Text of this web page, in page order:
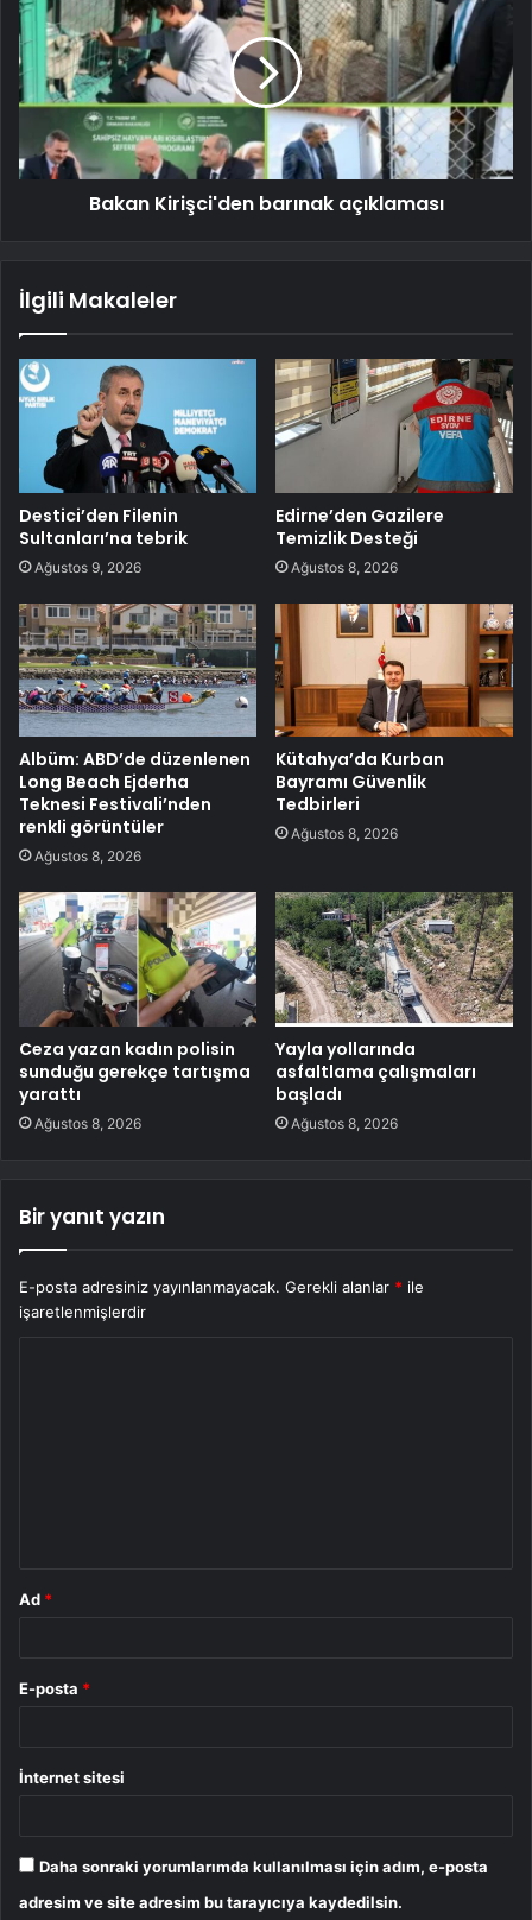
Bakan Kirişci'den barınak açıklaması
İlgili Makaleler
Destici’den Filenin
Sultanları’na tebrik
Ağustos 9, 2026
Edirne’den Gazilere
Temizlik Desteği
Ağustos 8, 2026
Albüm: ABD’de düzenlenen
Long Beach Ejderha
Teknesi Festivali’nden
renkli görüntüler
Ağustos 8, 2026
Kütahya’da Kurban
Bayramı Güvenlik
Tedbirleri
Ağustos 8, 2026
Ceza yazan kadın polisin
sunduğu gerekçe tartışma
yarattı
Ağustos 8, 2026
Yayla yollarında
asfaltlama çalışmaları
başladı
Ağustos 8, 2026
Bir yanıt yazın
E-posta adresiniz yayınlanmayacak. Gerekli alanlar * ile
işaretlenmişlerdir
Ad *
E-posta *
İnternet sitesi
Daha sonraki yorumlarımda kullanılması için adım, e-posta
adresim ve site adresim bu tarayıcıya kaydedilsin.